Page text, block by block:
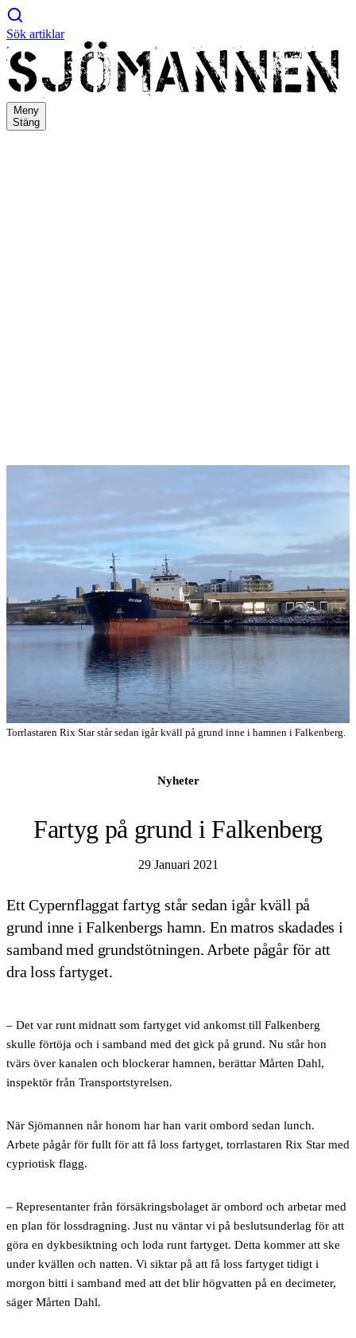
Sök artiklar
Meny
Stäng
Torrlastaren Rix Star står sedan igår kväll på grund inne i hamnen i Falkenberg.
Nyheter
Fartyg på grund i Falkenberg
29 Januari 2021
Ett Cypernflaggat fartyg står sedan igår kväll på
grund inne i Falkenbergs hamn. En matros skadades i
samband med grundstötningen. Arbete pågår för att
dra loss fartyget.
– Det var runt midnatt som fartyget vid ankomst till Falkenberg
skulle förtöja och i samband med det gick på grund. Nu står hon
tvärs över kanalen och blockerar hamnen, berättar Mårten Dahl,
inspektör från Transportstyrelsen.
När Sjömannen når honom har han varit ombord sedan lunch.
Arbete pågår för fullt för att få loss fartyget, torrlastaren Rix Star med
cypriotisk flagg.
– Representanter från försäkringsbolaget är ombord och arbetar med
en plan för lossdragning. Just nu väntar vi på beslutsunderlag för att
göra en dykbesiktning och loda runt fartyget. Detta kommer att ske
under kvällen och natten. Vi siktar på att få loss fartyget tidigt i
morgon bitti i samband med att det blir högvatten på en decimeter,
säger Mårten Dahl.